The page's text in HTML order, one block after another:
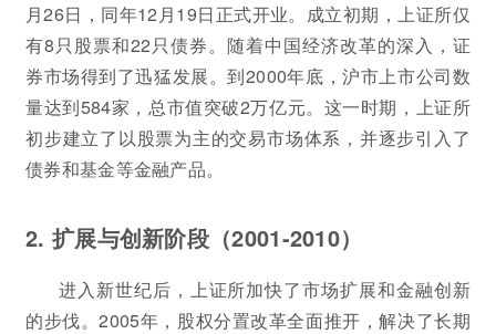
月26日，同年12月19日正式开业。成立初期，上证所仅
有8只股票和22只债券。随着中国经济改革的深入，证
券市场得到了迅猛发展。到2000年底，沪市上市公司数
量达到584家，总市值突破2万亿元。这一时期，上证所
初步建立了以股票为主的交易市场体系，并逐步引入了
债券和基金等金融产品。
2. 扩展与创新阶段（2001-2010）
进入新世纪后，上证所加快了市场扩展和金融创新
的步伐。2005年，股权分置改革全面推开，解决了长期